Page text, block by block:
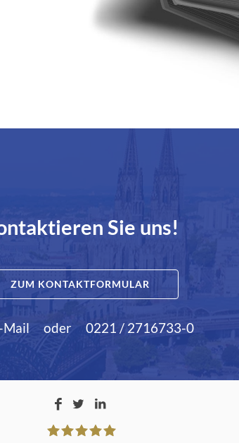
Sie uns!
ZUM KONTAKTFORMULAR
Mail oder 0221 / 2716733-0